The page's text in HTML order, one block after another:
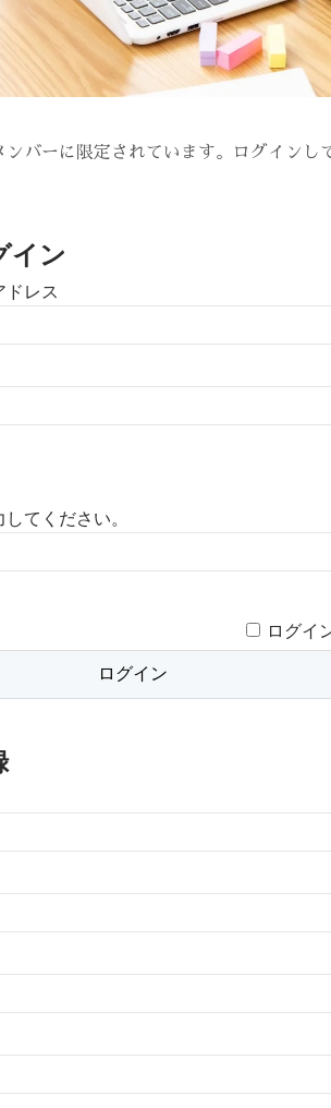
ンバーに限定されています。ログインし
イン
ドレス
てください。
ログイ